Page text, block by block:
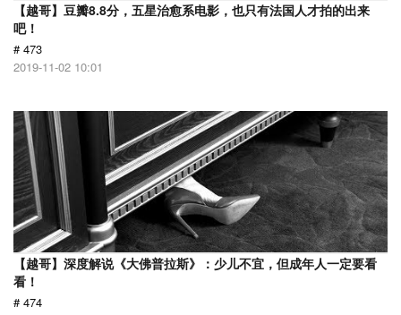
【越哥】豆瓣8.8分，五星治愈系电影，也只有法国人才拍的出来
吧！
# 473
2019-11-02 10:01
【越哥】深度解说《大佛普拉斯》：少儿不宜，但成年人一定要看
看！
# 474